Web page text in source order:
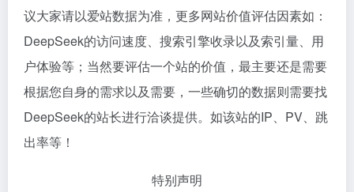
议大家请以爱站数据为准，更多网站价值评估因素如：
DeepSeek的访问速度、搜索引擎收录以及索引量、用
户体验等；当然要评估一个站的价值，最主要还是需要
根据您自身的需求以及需要，一些确切的数据则需要找
DeepSeek的站长进行洽谈提供。如该站的IP、PV、跳
出率等！
特别声明